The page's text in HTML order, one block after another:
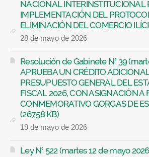
NACIONAL INTERINSTITUCIONAL
IMPLEMENTACIÓN DEL
ELIMINACIÓN DEL COMERCIO
28 de mayo de 2026
Resolución de Gabinete N° 39
APRUEBA UN CRÉDITO
PRESUPUESTO GENERAL DEL
FISCAL 2026, CON ASIGNACIÓN A
CONMEMORATIVO GORGAS DE
(267.58 KB)
19 de mayo de 2026
Ley N° 522 (martes 12 de mayo